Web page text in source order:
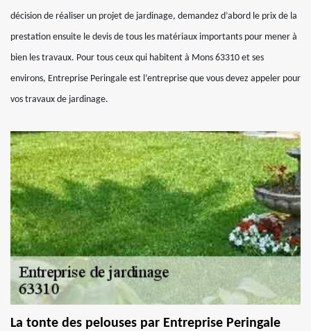
décision de réaliser un projet de jardinage, demandez d’abord le prix de la
prestation ensuite le devis de tous les matériaux importants pour mener à
bien les travaux. Pour tous ceux qui habitent à Mons 63310 et ses
environs, Entreprise Peringale est l’entreprise que vous devez appeler pour
vos travaux de jardinage.
La tonte des pelouses par Entreprise Peringale